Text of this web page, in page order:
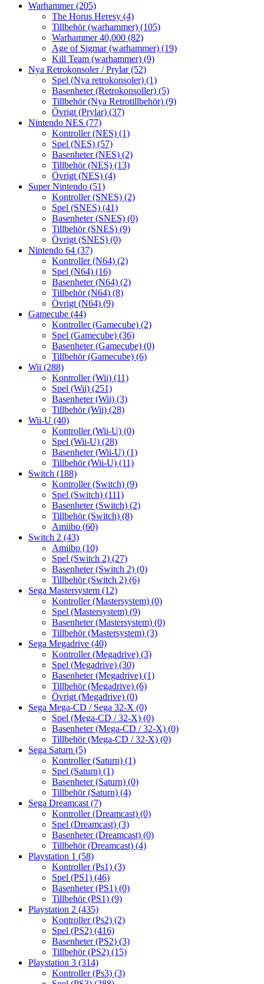
Warhammer(205)
The Horus Heresy (4)
Tillbehör (warhammer) (105)
Warhammer 40,000 (82)
Age of Sigmar (warhammer) (19)
Kill Team (warhammer) (9)
Nya Retrokonsoler / Prylar(52)
Spel (Nya retrokonsoler) (1)
Basenheter (Retrokonsoller) (5)
Tillbehör (Nya Retrotillbehör) (9)
Övrigt (Prylar) (37)
Nintendo NES (77)
Kontroller (NES) (1)
Spel (NES) (57)
Basenheter (NES) (2)
Tillbehör (NES) (13)
Övrigt (NES) (4)
Super Nintendo (51)
Kontroller (SNES) (2)
Spel (SNES) (41)
Basenheter (SNES) (0)
Tillbehör (SNES) (9)
Övrigt (SNES) (0)
Nintendo 64 (37)
Kontroller (N64) (2)
Spel (N64) (16)
Basenheter (N64) (2)
Tillbehör (N64) (8)
Övrigt (N64) (9)
Gamecube (44)
Kontroller (Gamecube) (2)
Spel (Gamecube) (36)
Basenheter (Gamecube) (0)
Tillbehör (Gamecube) (6)
Wii (288)
Kontroller (Wii) (11)
Spel (Wii) (251)
Basenheter (Wii) (3)
Tillbehör (Wii) (28)
Wii-U (40)
Kontroller (Wii-U) (0)
Spel (Wii-U) (28)
Basenheter (Wii-U) (1)
Tillbehör (Wii-U) (11)
Switch (188)
Kontroller (Switch) (9)
Spel (Switch) (111)
Basenheter (Switch) (2)
Tillbehör (Switch) (8)
Amiibo (60)
Switch 2 (43)
Amiibo (10)
Spel (Switch 2) (27)
Basenheter (Switch 2) (0)
Tillbehör (Switch 2) (6)
Sega Mastersystem (12)
Kontroller (Mastersystem) (0)
Spel (Mastersystem) (9)
Basenheter (Mastersystem) (0)
Tillbehör (Mastersystem) (3)
Sega Megadrive (40)
Kontroller (Megadrive) (3)
Spel (Megadrive) (30)
Basenheter (Megadrive) (1)
Tillbehör (Megadrive) (6)
Övrigt (Megadrive) (0)
Sega Mega-CD / Sega 32-X (0)
Spel (Mega-CD / 32-X) (0)
Basenheter (Mega-CD / 32-X) (0)
Tillbehör (Mega-CD / 32-X) (0)
Sega Saturn (5)
Kontroller (Saturn) (1)
Spel (Saturn) (1)
Basenheter (Saturn) (0)
Tillbehör (Saturn) (4)
Sega Dreamcast (7)
Kontroller (Dreamcast) (0)
Spel (Dreamcast) (3)
Basenheter (Dreamcast) (0)
Tillbehör (Dreamcast) (4)
Playstation 1 (58)
Kontroller (Ps1) (3)
Spel (PS1) (46)
Basenheter (PS1) (0)
Tillbehör (PS1) (9)
Playstation 2 (435)
Kontroller (Ps2) (2)
Spel (PS2) (416)
Basenheter (PS2) (3)
Tillbehör (PS2) (15)
Playstation 3 (314)
Kontroller (Ps3) (3)